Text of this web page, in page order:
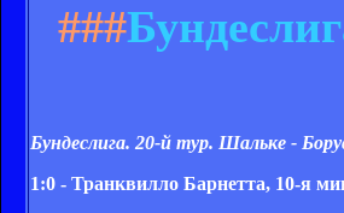
###
Бундеслига. 20-й тур. Шальке -
1:0 - Транквилло Барнетта, 10-я